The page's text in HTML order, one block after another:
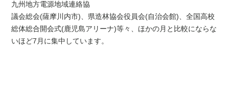
九州地方電源地域連絡協
議会総会(薩摩川内市)、県造林協会役員会(自治会館)、全国高校
総体総合開会式(鹿児島アリーナ)等々、ほかの月と比較にならな
いほど7月に集中しています。